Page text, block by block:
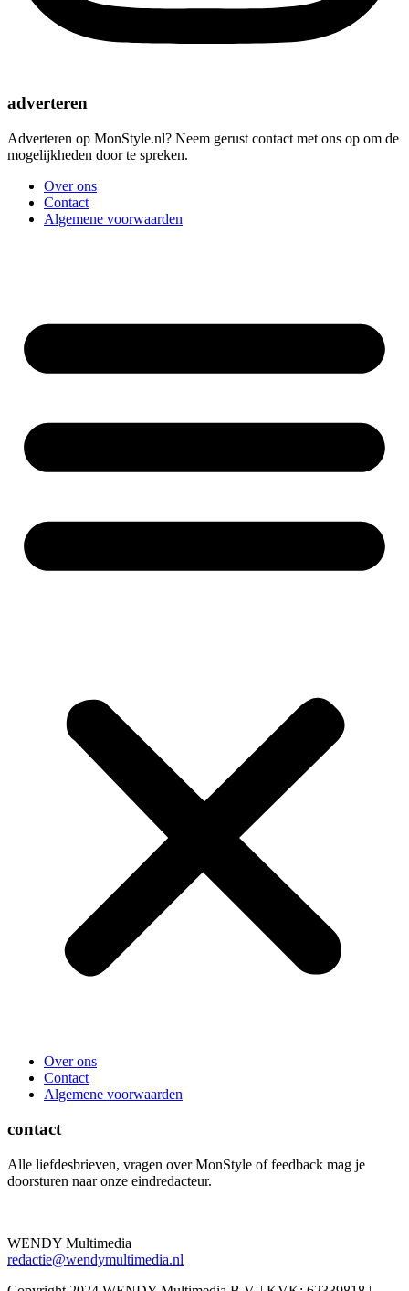
adverteren
Adverteren op MonStyle.nl? Neem gerust contact met ons op om de
mogelijkheden door te spreken.
Over ons
Contact
Algemene voorwaarden
Over ons
Contact
Algemene voorwaarden
contact
Alle liefdesbrieven, vragen over MonStyle of feedback mag je
doorsturen naar onze eindredacteur.
WENDY Multimedia
redactie@wendymultimedia.nl